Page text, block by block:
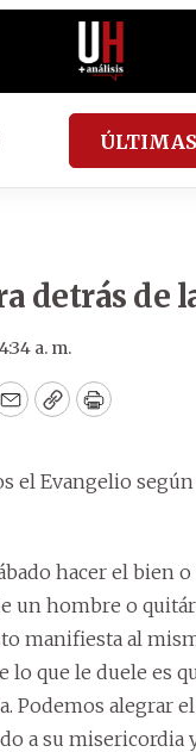
detrás de
a. m.
EmailCopyPrint
el Evangelio según
hacer el bien
un hombre o
manifiesta al
lo que le duele es
Podemos alegrar
a su misericordia